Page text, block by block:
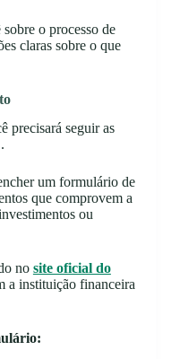
o processo de
claras sobre o que
precisará seguir as
.
um formulário de
que comprovem a
ou
no site oficial do
a instituição financeira